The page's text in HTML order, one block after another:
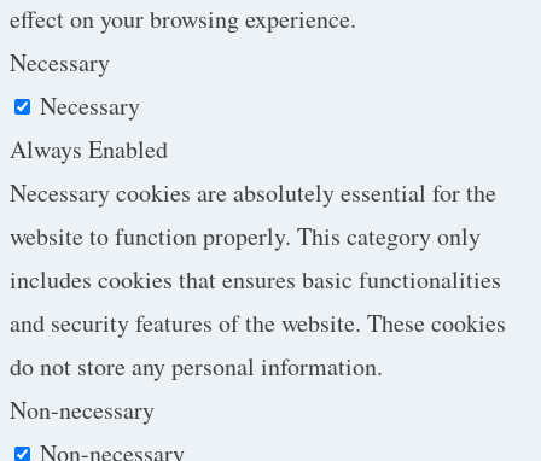
effect on your browsing experience.
Necessary
Necessary
Always Enabled
Necessary cookies are absolutely essential for the
website to function properly. This category only
includes cookies that ensures basic functionalities
and security features of the website. These cookies
do not store any personal information.
Non-necessary
Non-necessary